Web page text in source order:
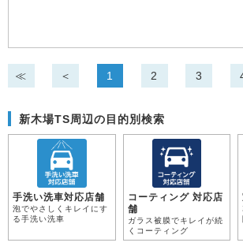
≪ ＜ 1 2 3
新木場TS周辺の目的別検索
手洗い洗車対応店舗
泡でやさしくキレイにす
る手洗い洗車
コーティング 対応店
舗
ガラス被膜でキレイが続
くコーティング